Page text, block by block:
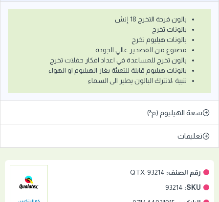
رقم الصنف: QTX-93214
SKU:
93214
بالون فرحة التخرج 18 إنش
بالونات تخرج
بالونات هيليوم تخرج
مصنوع من القصدير عالي الجودة
بالون تخرج للمساعدة في اعداد افكار حفلات تخرج
بالونات هيليوم قابلة للتعبئة بغاز الهيليوم او الهواء
تنبية :لاتترك البالون يطير الى السماء
سعة الهيليوم (م³)
تعليقات